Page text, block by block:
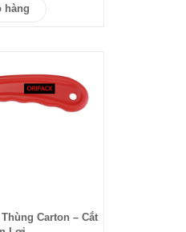
hàng
Carton – Cắt